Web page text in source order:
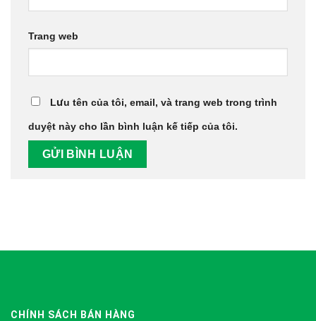
Trang web
Lưu tên của tôi, email, và trang web trong trình
duyệt này cho lần bình luận kế tiếp của tôi.
CHÍNH SÁCH BÁN HÀNG